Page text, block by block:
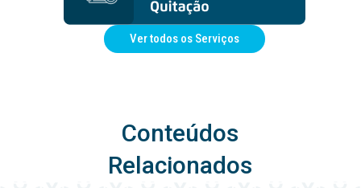
Ver todos os Serviços
Conteúdos
Relacionados